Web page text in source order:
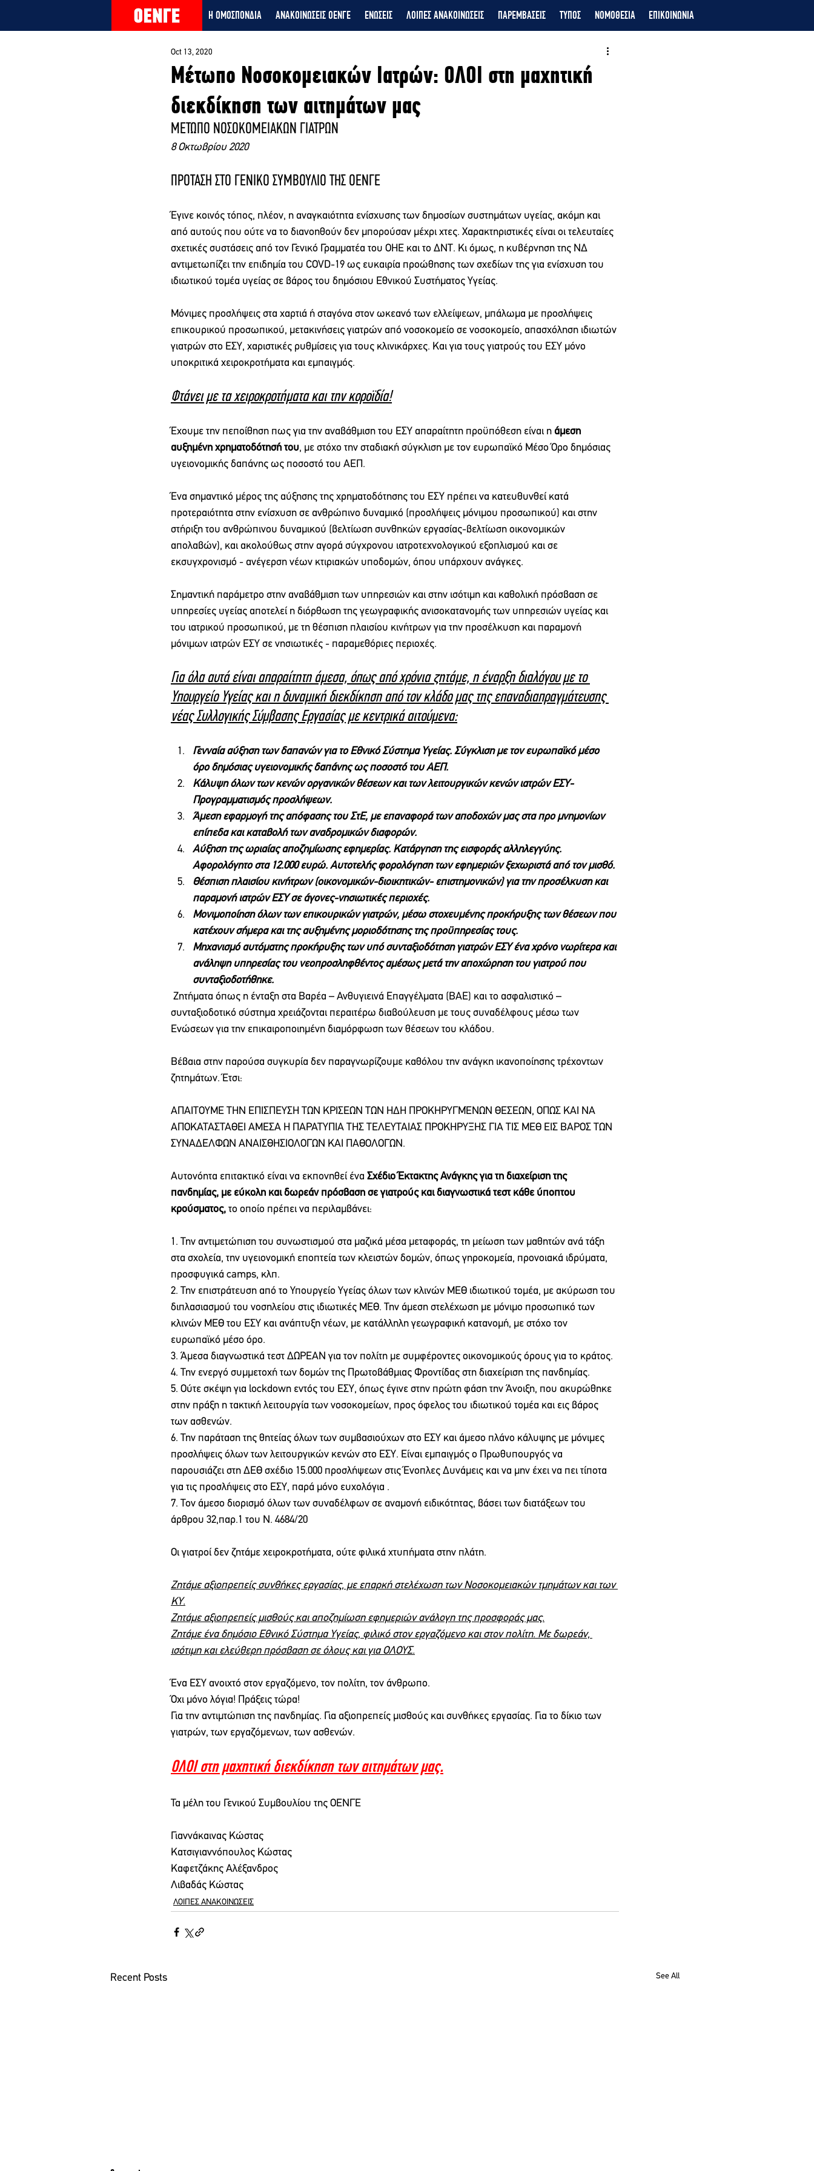
Η ΟΜΟΣΠΟΝΔΙΑ ΑΝΑΚΟΙΝΩΣΕΙΣ ΟΕΝΓΕ ΕΝΩΣΕΙΣ ΛΟΙΠΕΣ ΑΝΑΚΟΙΝΩΣΕΙΣ ΠΑΡΕΜΒΑΣΕΙΣ ΤΥΠΟΣ ΝΟΜΟΘΕΣΙΑ ΕΠΙΚΟΙΝΩΝΙΑ
Μέτωπο Νοσοκομειακών Ιατρών: ΟΛΟΙ στη μαχητική
διεκδίκηση των αιτημάτων μας
Oct 13, 2020
ΜΕΤΩΠΟ ΝΟΣΟΚΟΜΕΙΑΚΩΝ ΓΙΑΤΡΩΝ
8 Οκτωβρίου 2020
ΠΡΟΤΑΣΗ ΣΤΟ ΓΕΝΙΚΟ ΣΥΜΒΟΥΛΙΟ ΤΗΣ ΟΕΝΓΕ
Έγινε κοινός τόπος, πλέον, η αναγκαιότητα ενίσχυσης των δημοσίων συστημάτων υγείας, ακόμη και
από αυτούς που ούτε να το διανοηθούν δεν μπορούσαν μέχρι χτες. Χαρακτηριστικές είναι οι τελευταίες
σχετικές συστάσεις από τον Γενικό Γραμματέα του ΟΗΕ και το ΔΝΤ. Κι όμως, η κυβέρνηση της ΝΔ
αντιμετωπίζει την επιδημία του COVD-19 ως ευκαιρία προώθησης των σχεδίων της για ενίσχυση του
ιδιωτικού τομέα υγείας σε βάρος του δημόσιου Εθνικού Συστήματος Υγείας.
Μόνιμες προσλήψεις στα χαρτιά ή σταγόνα στον ωκεανό των ελλείψεων, μπάλωμα με προσλήψεις
επικουρικού προσωπικού, μετακινήσεις γιατρών από νοσοκομείο σε νοσοκομείο, απασχόληση ιδιωτών
γιατρών στο ΕΣΥ, χαριστικές ρυθμίσεις για τους κλινικάρχες. Και για τους γιατρούς του ΕΣΥ μόνο
υποκριτικά χειροκροτήματα και εμπαιγμός.
Φτάνει με τα χειροκροτήματα και την κοροϊδία!
Έχουμε την πεποίθηση πως για την αναβάθμιση του ΕΣΥ απαραίτητη προϋπόθεση είναι η άμεση
αυξημένη χρηματοδότησή του, με στόχο την σταδιακή σύγκλιση με τον ευρωπαϊκό Μέσο Όρο δημόσιας
υγειονομικής δαπάνης ως ποσοστό του ΑΕΠ.
Ένα σημαντικό μέρος της αύξησης της χρηματοδότησης του ΕΣΥ πρέπει να κατευθυνθεί κατά
προτεραιότητα στην ενίσχυση σε ανθρώπινο δυναμικό (προσλήψεις μόνιμου προσωπικού) και στην
στήριξη του ανθρώπινου δυναμικού (βελτίωση συνθηκών εργασίας-βελτίωση οικονομικών
απολαβών), και ακολούθως στην αγορά σύγχρονου ιατροτεχνολογικού εξοπλισμού και σε
εκσυγχρονισμό - ανέγερση νέων κτιριακών υποδομών, όπου υπάρχουν ανάγκες.
Σημαντική παράμετρο στην αναβάθμιση των υπηρεσιών και στην ισότιμη και καθολική πρόσβαση σε
υπηρεσίες υγείας αποτελεί η διόρθωση της γεωγραφικής ανισοκατανομής των υπηρεσιών υγείας και
του ιατρικού προσωπικού, με τη θέσπιση πλαισίου κινήτρων για την προσέλκυση και παραμονή
μόνιμων ιατρών ΕΣΥ σε νησιωτικές - παραμεθόριες περιοχές.
Για όλα αυτά είναι απαραίτητη άμεσα, όπως από χρόνια ζητάμε, η έναρξη διαλόγου με το
Υπουργείο Υγείας και η δυναμική διεκδίκηση από τον κλάδο μας της επαναδιαπραγμάτευσης
νέας Συλλογικής Σύμβασης Εργασίας με κεντρικά αιτούμενα:
Γενναία αύξηση των δαπανών για το Εθνικό Σύστημα Υγείας. Σύγκλιση με τον ευρωπαϊκό μέσο
όρο δημόσιας υγειονομικής δαπάνης ως ποσοστό του ΑΕΠ.
Κάλυψη όλων των κενών οργανικών θέσεων και των λειτουργικών κενών ιατρών ΕΣΥ-
Προγραμματισμός προσλήψεων.
Άμεση εφαρμογή της απόφασης του ΣτΕ, με επαναφορά των αποδοχών μας στα προ μνημονίων
επίπεδα και καταβολή των αναδρομικών διαφορών.
Αύξηση της ωριαίας αποζημίωσης εφημερίας. Κατάργηση της εισφοράς αλληλεγγύης.
Αφορολόγητο στα 12.000 ευρώ. Αυτοτελής φορολόγηση των εφημεριών ξεχωριστά από τον μισθό.
Θέσπιση πλαισίου κινήτρων (οικονομικών-διοικητικών- επιστημονικών) για την προσέλκυση και
παραμονή ιατρών ΕΣΥ σε άγονες-νησιωτικές περιοχές.
Μονιμοποίηση όλων των επικουρικών γιατρών, μέσω στοχευμένης προκήρυξης των θέσεων που
κατέχουν σήμερα και της αυξημένης μοριοδότησης της προϋπηρεσίας τους.
Μηχανισμό αυτόματης προκήρυξης των υπό συνταξιοδότηση γιατρών ΕΣΥ ένα χρόνο νωρίτερα και
ανάληψη υπηρεσίας του νεοπροσληφθέντος αμέσως μετά την αποχώρηση του γιατρού που
συνταξιοδοτήθηκε.
συνταξιοδοτικό σύστημα χρειάζονται περαιτέρω διαβούλευση με τους συναδέλφους μέσω των
Ενώσεων για την επικαιροποιημένη διαμόρφωση των θέσεων του κλάδου.
Βέβαια στην παρούσα συγκυρία δεν παραγνωρίζουμε καθόλου την ανάγκη ικανοποίησης τρέχοντων
ζητημάτων. Έτσι:
ΑΠΑΙΤΟΥΜΕ ΤΗΝ ΕΠΙΣΠΕΥΣΗ ΤΩΝ ΚΡΙΣΕΩΝ ΤΩΝ ΗΔΗ ΠΡΟΚΗΡΥΓΜΈΝΩΝ ΘΕΣΕΩΝ, ΟΠΩΣ ΚΑΙ ΝΑ
ΑΠΟΚΑΤΑΣΤΑΘΕΙ ΑΜΕΣΑ Η ΠΑΡΑΤΥΠΙΑ ΤΗΣ ΤΕΛΕΥΤΑΙΑΣ ΠΡΟΚΗΡΥΞΗΣ ΓΙΑ ΤΙΣ ΜΕΘ ΕΙΣ ΒΑΡΟΣ ΤΩΝ
ΣΥΝΑΔΕΛΦΩΝ ΑΝΑΙΣΘΗΣΙΟΛΟΓΩΝ ΚΑΙ ΠΑΘΟΛΟΓΩΝ.
Αυτονόητα επιτακτικό είναι να εκπονηθεί ένα Σχέδιο Έκτακτης Ανάγκης για τη διαχείριση της
πανδημίας, με εύκολη και δωρεάν πρόσβαση σε γιατρούς και διαγνωστικά τεστ κάθε ύποπτου
κρούσματος, το οποίο πρέπει να περιλαμβάνει:
1. Την αντιμετώπιση του συνωστισμού στα μαζικά μέσα μεταφοράς, τη μείωση των μαθητών ανά τάξη
στα σχολεία, την υγειονομική εποπτεία των κλειστών δομών, όπως γηροκομεία, προνοιακά ιδρύματα,
προσφυγικά camps, κλπ.
2. Την επιστράτευση από το Υπουργείο Υγείας όλων των κλινών ΜΕΘ ιδιωτικού τομέα, με ακύρωση του
διπλασιασμού του νοσηλείου στις ιδιωτικές ΜΕΘ. Την άμεση στελέχωση με μόνιμο προσωπικό των
κλινών ΜΕΘ του ΕΣΥ και ανάπτυξη νέων, με κατάλληλη γεωγραφική κατανομή, με στόχο τον
ευρωπαϊκό μέσο όρο.
3. Άμεσα διαγνωστικά τεστ ΔΩΡΕΑΝ για τον πολίτη με συμφέροντες οικονομικούς όρους για το κράτος.
4. Την ενεργό συμμετοχή των δομών της Πρωτοβάθμιας Φροντίδας στη διαχείριση της πανδημίας.
5. Ούτε σκέψη για lockdown εντός του ΕΣΥ, όπως έγινε στην πρώτη φάση την Άνοιξη, που ακυρώθηκε
στην πράξη η τακτική λειτουργία των νοσοκομείων, προς όφελος του ιδιωτικού τομέα και εις βάρος
των ασθενών.
6. Την παράταση της θητείας όλων των συμβασιούχων στο ΕΣΥ και άμεσο πλάνο κάλυψης με μόνιμες
προσλήψεις όλων των λειτουργικών κενών στο ΕΣΥ. Είναι εμπαιγμός ο Πρωθυπουργός να
παρουσιάζει στη ΔΕΘ σχέδιο 15.000 προσλήψεων στις Ένοπλες Δυνάμεις και να μην έχει να πει τίποτα
για τις προσλήψεις στο ΕΣΥ, παρά μόνο ευχολόγια .
7. Τον άμεσο διορισμό όλων των συναδέλφων σε αναμονή ειδικότητας, βάσει των διατάξεων του
άρθρου 32,παρ.1 του Ν. 4684/20
Οι γιατροί δεν ζητάμε χειροκροτήματα, ούτε φιλικά χτυπήματα στην πλάτη.
Ζητάμε αξιοπρεπείς συνθήκες εργασίας, με επαρκή στελέχωση των Νοσοκομειακών τμημάτων και των
ΚΥ.
Ζητάμε αξιοπρεπείς μισθούς και αποζημίωση εφημεριών ανάλογη της προσφοράς μας.
Ζητάμε ένα δημόσιο Εθνικό Σύστημα Υγείας, φιλικό στον εργαζόμενο και στον πολίτη. Με δωρεάν,
ισότιμη και ελεύθερη πρόσβαση σε όλους και για ΟΛΟΥΣ.
Ένα ΕΣΥ ανοιχτό στον εργαζόμενο, τον πολίτη, τον άνθρωπο.
Όχι μόνο λόγια! Πράξεις τώρα!
Για την αντιμτώπιση της πανδημίας. Για αξιοπρεπείς μισθούς και συνθήκες εργασίας. Για το δίκιο των
γιατρών, των εργαζόμενων, των ασθενών.
ΟΛΟΙ στη μαχητική διεκδίκηση των αιτημάτων μας.
Τα μέλη του Γενικού Συμβουλίου της ΟΕΝΓΕ
Γιαννάκαινας Κώστας
Κατσιγιαννόπουλος Κώστας
Καφετζάκης Αλέξανδρος
Λιβαδάς Κώστας
ΛΟΙΠΕΣ ΑΝΑΚΟΙΝΩΣΕΙΣ
Recent Posts See All